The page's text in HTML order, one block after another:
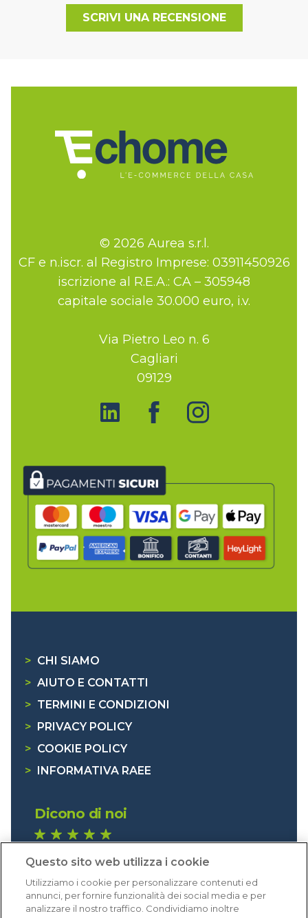
SCRIVI UNA RECENSIONE
© 2026 Aurea s.r.l.
CF e n.iscr. al Registro Imprese: 03911450926
iscrizione al R.E.A.: CA – 305948
capitale sociale 30.000 euro, i.v.
Via Pietro Leo n. 6
Cagliari
09129
> CHI SIAMO
> AIUTO E CONTATTI
> TERMINI E CONDIZIONI
>
PRIVACY POLICY
> COOKIE POLICY
>
INFORMATIVA RAEE
Dicono di noi
Eccellente (4,8)
Acquisti verificati
Questo sito web utilizza i cookie
Utilizziamo i cookie per personalizzare contenuti ed
annunci, per fornire funzionalità dei social media e per
analizzare il nostro traffico. Condividiamo inoltre